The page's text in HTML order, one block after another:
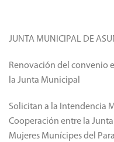
JUNTA MUNICIPAL DE
Renovación del convenio
la Junta Municipal
Solicitan a la Intendencia
Cooperación entre la
Mujeres Munícipes del